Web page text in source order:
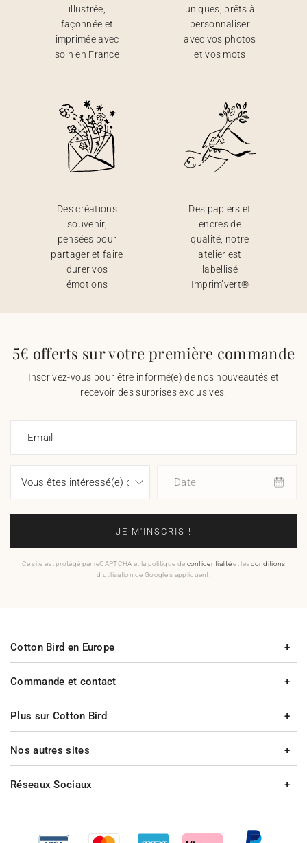
illustrée,
façonnée et
imprimée avec
soin en France
uniques, prêts à
personnaliser
avec vos photos
et vos mots
Des créations
souvenir,
pensées pour
partager et faire
durer vos
émotions
Des papiers et
encres de
qualité, notre
atelier est
labellisé
Imprim’vert®
5€ offerts sur votre première commande
Inscrivez-vous pour être informé(e) de nos nouveautés et
recevoir des surprises exclusives.
Email
Date
JE M'INSCRIS !
Ce site est protégé par reCAPTCHA et la politique de confidentialitéet lesconditions
d'utilisation de Google s'appliquent.
Commande et contact
Plus sur Cotton Bird
Cotton Bird en Europe
Nos autres sites
Réseaux Sociaux